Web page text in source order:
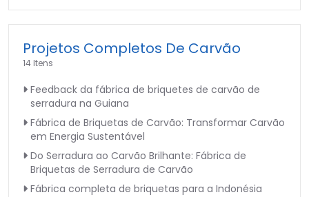
Projetos Completos De Carvão
14 Itens
Feedback da fábrica de briquetes de carvão de
serradura na Guiana
Fábrica de Briquetas de Carvão: Transformar Carvão
em Energia Sustentável
Do Serradura ao Carvão Brilhante: Fábrica de
Briquetas de Serradura de Carvão
Fábrica completa de briquetas para a Indonésia